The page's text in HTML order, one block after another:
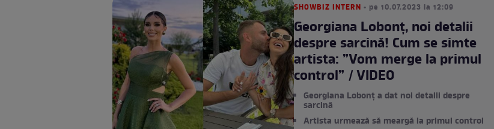
SHOWBIZ INTERN • pe 10.07.2023 la 12:09
Georgiana Lobonț, noi detalii
despre sarcină! Cum se simte
artista: ”Vom merge la primul
control” / VIDEO
Georgiana Lobonț a dat noi detalii despre
sarcină
Artista urmează să meargă la primul control